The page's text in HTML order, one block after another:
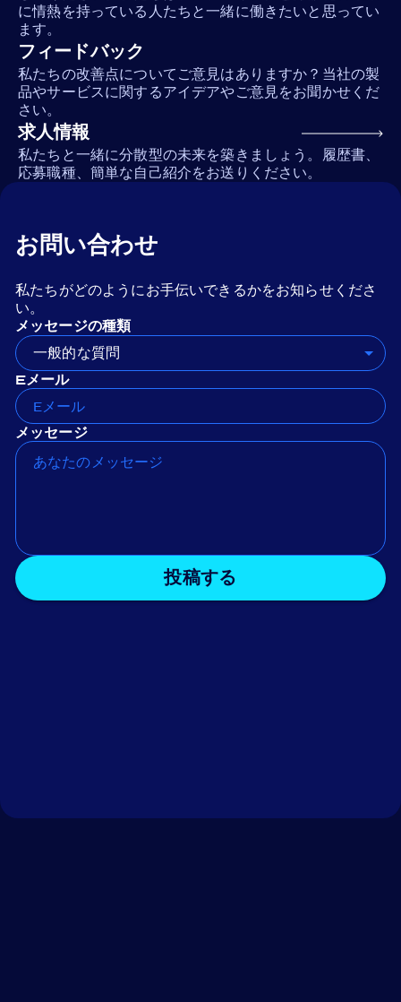
に情熱を持っている人たちと一緒に働きたいと思ってい
ます。
フィードバック
私たちの改善点についてご意見はありますか？当社の製
品やサービスに関するアイデアやご意見をお聞かせくだ
さい。
求人情報
私たちと一緒に分散型の未来を築きましょう。履歴書、
応募職種、簡単な自己紹介をお送りください。
お問い合わせ
私たちがどのようにお手伝いできるかをお知らせくださ
い。
メッセージの種類
一般的な質問
Eメール
メッセージ
投稿する